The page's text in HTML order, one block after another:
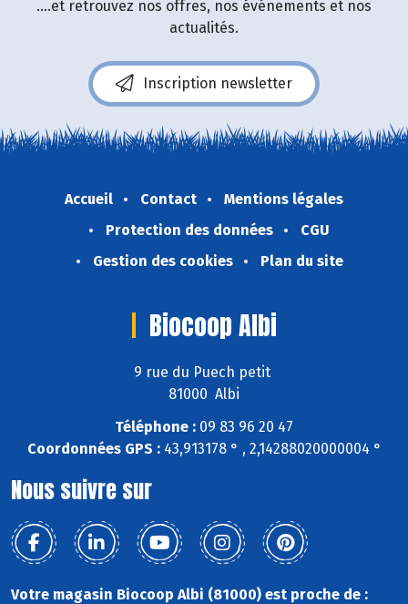
....et retrouvez nos offres, nos événements et nos
actualités.
Inscription newsletter
Accueil Contact
Mentions légales
Protection des données
CGU
Gestion des cookies
Plan du site
Biocoop Albi
9 rue du Puech petit
81000 Albi
Téléphone : 09 83 96 20 47
Coordonnées GPS :43,913178 ° , 2,14288020000004 °
Nous suivre sur
Votre magasin Biocoop Albi (81000) est proche de :